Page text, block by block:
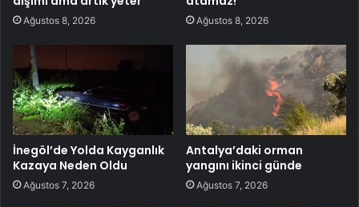
Ağustos 8, 2026 Ağustos 8, 2026
İnegöl’de Yolda Kayganlık
Kazaya Neden Oldu
Ağustos 7, 2026
Antalya’daki orman
yangını ikinci günde
Ağustos 7, 2026